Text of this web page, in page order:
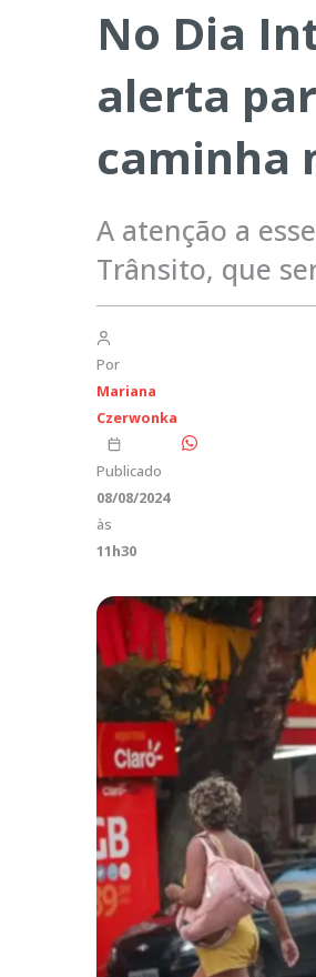
No Dia
alerta
caminha
A atenção a
Trânsito, que
Por
Mariana
Czerwonka
Publicado
08/08/2024
às
11h30